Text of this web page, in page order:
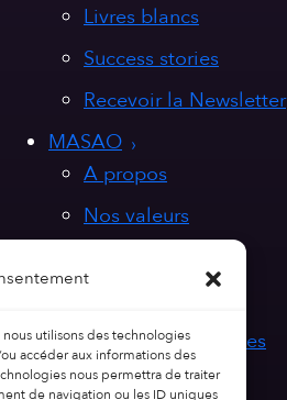
utilisons des technologies
accéder aux informations des
nous permettra de traiter
de navigation ou les ID uniques
Livres blancs
Success stories
Recevoir la Newsletter
MASAO
A propos
Nos valeurs
Politique de cookies
Mentions légales